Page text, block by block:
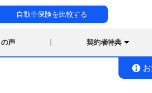
自動車保険を比較する
声 契約者特典